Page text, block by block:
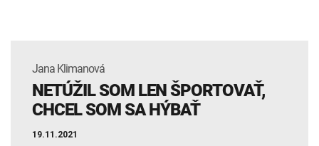
Jana Klimanová
NETÚŽIL SOM LEN ŠPORTOVAŤ,
CHCEL SOM SA HÝBAŤ
19.11.2021